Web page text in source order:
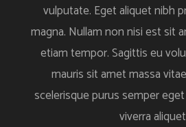
vulputate. Eget aliquet nibh
magna. Nullam non nisi est sit
etiam tempor. Sagittis eu
mauris sit amet massa
scelerisque purus semper
viverra